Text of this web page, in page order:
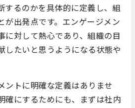
するのかを具体的に定義し、組
が出発点です。エンゲージメン
に対して熱心であり、組織の目
したいと思うようになる状態や
ントに明確な定義はありませ
確にするためにも、まずは社内